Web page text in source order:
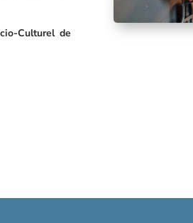
Culturel de